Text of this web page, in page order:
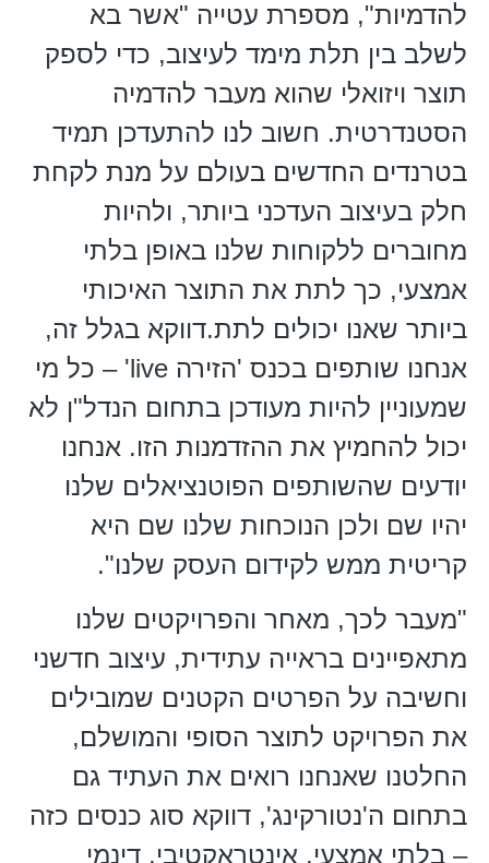
להדמיות", מספרת עטייה "אשר בא
לשלב בין תלת מימד לעיצוב, כדי לספק
תוצר ויזואלי שהוא מעבר להדמיה
הסטנדרטית. חשוב לנו להתעדכן תמיד
בטרנדים החדשים בעולם על מנת לקחת
חלק בעיצוב העדכני ביותר, ולהיות
מחוברים ללקוחות שלנו באופן בלתי
אמצעי, כך לתת את התוצר האיכותי
ביותר שאנו יכולים לתת.דווקא בגלל זה,
אנחנו שותפים בכנס 'הזירה live' – כל מי
שמעוניין להיות מעודכן בתחום הנדל"ן לא
יכול להחמיץ את ההזדמנות הזו. אנחנו
יודעים שהשותפים הפוטנציאלים שלנו
יהיו שם ולכן הנוכחות שלנו שם היא
קריטית ממש לקידום העסק שלנו".
"מעבר לכך, מאחר והפרויקטים שלנו
מתאפיינים בראייה עתידית, עיצוב חדשני
וחשיבה על הפרטים הקטנים שמובילים
את הפרויקט לתוצר הסופי והמושלם,
החלטנו שאנחנו רואים את העתיד גם
בתחום ה'נטורקינג', דווקא סוג כנסים כזה
– בלתי אמצעי, אינטראקטיבי, דינמי